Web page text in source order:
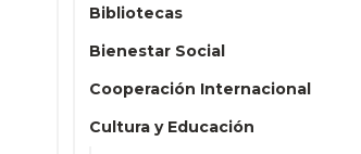
Bibliotecas
Bienestar Social
Cooperación Internacional
Cultura y Educación